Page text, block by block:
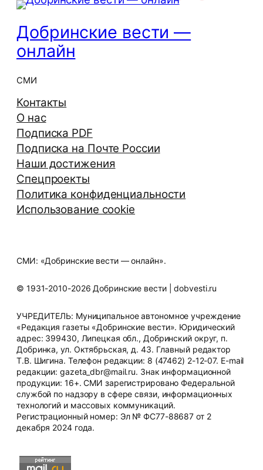
Добринские вести —
онлайн
СМИ
Контакты
О нас
Подписка PDF
Подписка на Почте России
Наши достижения
Спецпроекты
Политика конфиденциальности
Использование cookie
СМИ: «Добринские вести — онлайн».
© 1931-2010-2026 Добринские вести | dobvesti.ru
УЧРЕДИТЕЛЬ: Муниципальное автономное учреждение
«Редакция газеты «Добринские вести». Юридический
адрес: 399430, Липецкая обл., Добринский округ, п.
Добринка, ул. Октябрьская, д. 43. Главный редактор
Т.В. Шигина. Телефон редакции: 8 (47462) 2-12-07. E-mail
редакции: gazeta_dbr@mail.ru. Знак информационной
продукции: 16+. СМИ зарегистрировано Федеральной
службой по надзору в сфере связи, информационных
технологий и массовых коммуникаций.
Регистрационный номер: Эл № ФС77-88687 от 2
декабря 2024 года.